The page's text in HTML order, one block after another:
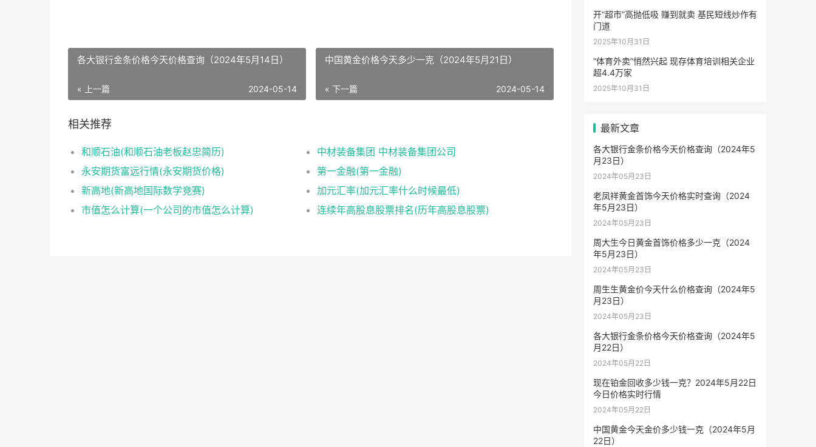
各大银行金条价格今天价格查询（2024年5月14日）
« 上一篇 2024-05-14
中国黄金价格今天多少一克（2024年5月21日）
« 下一篇 2024-05-14
相关推荐
和顺石油(和顺石油老板赵忠简历)
中材装备集团 中材装备集团公司
永安期货富远行情(永安期货价格)
第一金融(第一金融)
新高地(新高地国际数学竞赛)
加元汇率(加元汇率什么时候最低)
市值怎么计算(一个公司的市值怎么计算)
连续年高股息股票排名(历年高股息股票)
开“超市”高抛低吸 赚到就卖 基民短线炒作有
门道
2025年10月31日
“体育外卖”悄然兴起 现存体育培训相关企业
超4.4万家
2025年10月31日
最新文章
各大银行金条价格今天价格查询（2024年5
月23日）
2024年05月23日
老凤祥黄金首饰今天价格实时查询（2024
年5月23日）
2024年05月23日
周大生今日黄金首饰价格多少一克（2024
年5月23日）
2024年05月23日
周生生黄金价今天什么价格查询（2024年5
月23日）
2024年05月23日
各大银行金条价格今天价格查询（2024年5
月22日）
2024年05月22日
现在铂金回收多少钱一克？2024年5月22日
今日价格实时行情
2024年05月22日
中国黄金今天金价多少钱一克（2024年5月
22日）